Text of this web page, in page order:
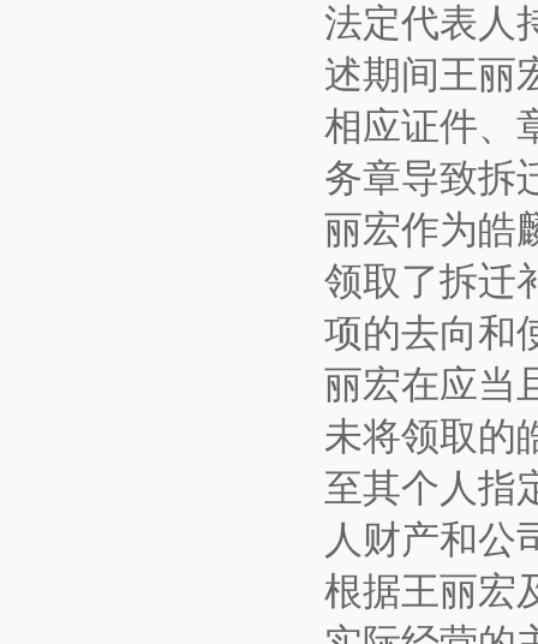
法定代表人
述期间王丽
相应证件、
务章导致拆
丽宏作为皓
领取了拆迁
项的去向和
丽宏在应当
未将领取的
至其个人指
人财产和公
根据王丽宏